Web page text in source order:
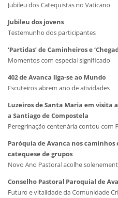
Jubileu dos Catequistas no Vaticano
Jubileu dos jovens
Testemunho dos participantes
‘Partidas’ de Caminheiros e
Momentos com especial significado
402 de Avanca liga-se ao Mundo
Escuteiros abrem ano de atividades
Luzeiros de Santa Maria em visita
a Santiago de Compostela
Peregrinação centenária contou com
Paróquia de Avanca nos caminhos
catequese de grupos
Novo Ano Pastoral acolhe
Conselho Pastoral Paroquial de
Futuro e vitalidade da Comunidade